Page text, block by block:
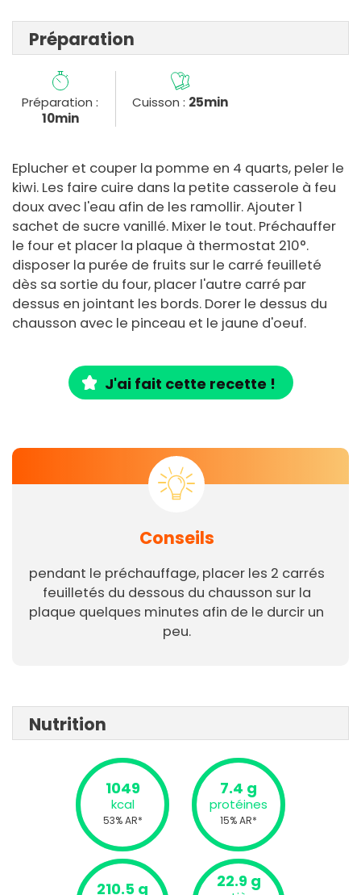
Préparation
Préparation :
10min
Cuisson : 25min
Eplucher et couper la pomme en 4 quarts, peler le
kiwi. Les faire cuire dans la petite casserole à feu
doux avec l'eau afin de les ramollir. Ajouter 1
sachet de sucre vanillé. Mixer le tout. Préchauffer
le four et placer la plaque à thermostat 210°.
disposer la purée de fruits sur le carré feuilleté
dès sa sortie du four, placer l'autre carré par
dessus en jointant les bords. Dorer le dessus du
chausson avec le pinceau et le jaune d'oeuf.
J'ai fait cette recette !
Conseils
pendant le préchauffage, placer les 2 carrés
feuilletés du dessous du chausson sur la
plaque quelques minutes afin de le durcir un
peu.
Nutrition
1049
kcal
53% AR*
7.4 g
protéines
15% AR*
210.5 g 22.9 g